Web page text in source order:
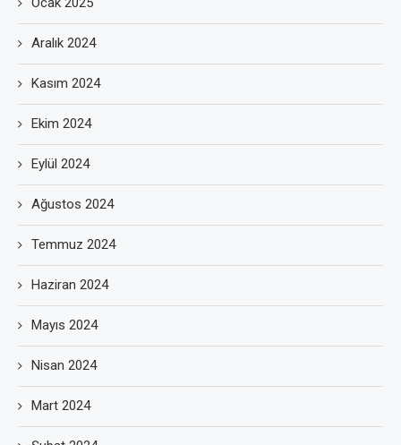
Aralık 2024
Kasım 2024
Ekim 2024
Eylül 2024
Ağustos 2024
Temmuz 2024
Haziran 2024
Mayıs 2024
Nisan 2024
Mart 2024